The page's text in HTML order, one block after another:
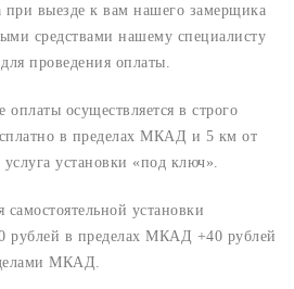
выезде к вам нашего замерщика
средствами нашему специалисту
проведения оплаты.
оплаты осуществляется в строго
в пределах МКАД и 5 км от
установки «под ключ».
самостоятельной установки
рублей в пределах МКАД +40 рублей
МКАД.